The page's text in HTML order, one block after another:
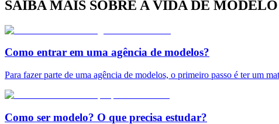
SAIBA MAIS SOBRE A VIDA DE MODELO
Como entrar em uma agência de modelos?
Para fazer parte de uma agência de modelos, o primeiro passo é ter um
Como ser modelo? O que precisa estudar?